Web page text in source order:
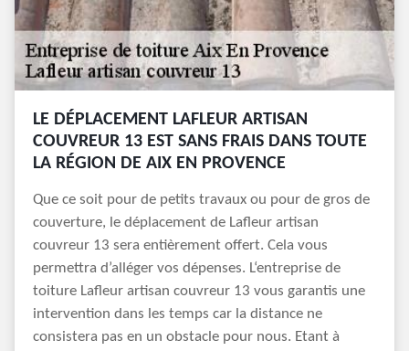
LE DÉPLACEMENT LAFLEUR ARTISAN
COUVREUR 13 EST SANS FRAIS DANS TOUTE
LA RÉGION DE AIX EN PROVENCE
Que ce soit pour de petits travaux ou pour de gros de
couverture, le déplacement de Lafleur artisan
couvreur 13 sera entièrement offert. Cela vous
permettra d’alléger vos dépenses. L‘entreprise de
toiture Lafleur artisan couvreur 13 vous garantis une
intervention dans les temps car la distance ne
consistera pas en un obstacle pour nous. Etant à